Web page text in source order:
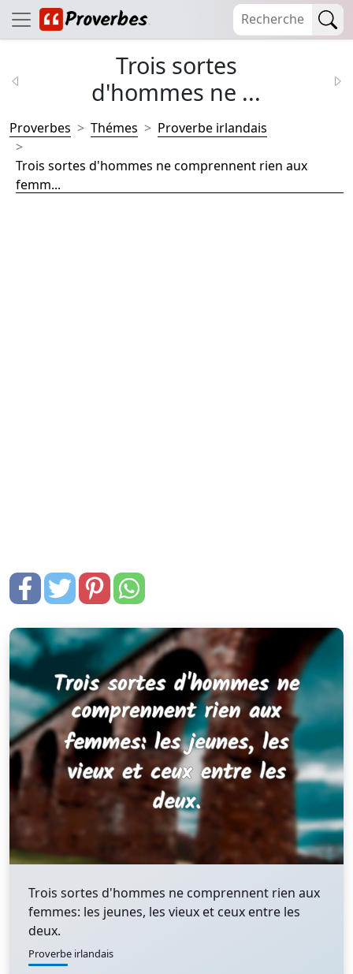
Trois sortes
d'hommes ne ...
Proverbes Thémes Proverbe irlandais
Trois sortes d'hommes ne comprennent rien aux
femm...
Trois sortes d'hommes ne comprennent rien aux
femmes: les jeunes, les vieux et ceux entre les
deux.
Proverbe irlandais